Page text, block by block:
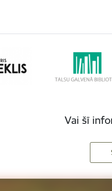
Vai šī